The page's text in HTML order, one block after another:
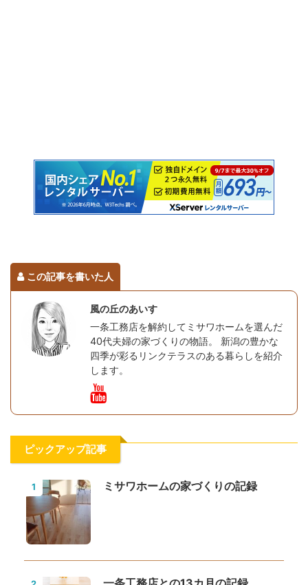
この記事を書いた人
風の丘のあいす
一条工務店を解約してミサワホームを選んだ
40代夫婦の家づくりの物語。 新潟の豊かな
四季が彩るリンクテラスのある暮らしを紹介
します。
ピックアップ記事
1 ミサワホームの家づくりの記録